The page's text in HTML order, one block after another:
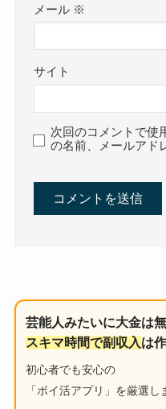
メール ※
サイト
次回のコメントで使
の名前、メールアド
芸能人みたいに大金は
スキマ時間で副収入は
初心者でも安心の
「ポイ活アプリ」を厳選し